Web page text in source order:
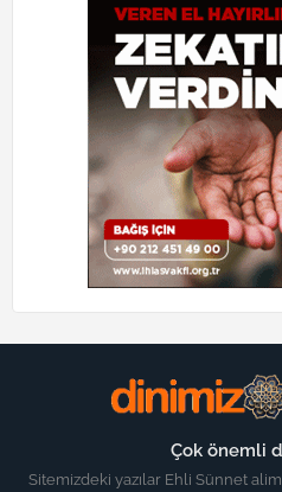
Çok önemli
Sitemizdeki yazılar Ehli Sünnet